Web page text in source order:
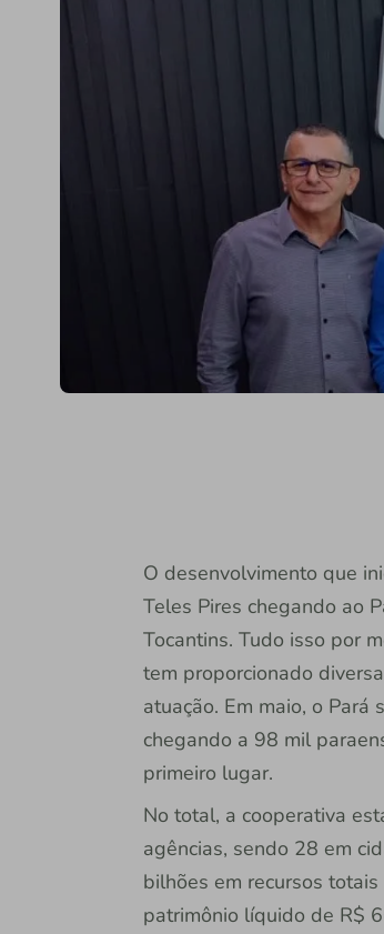
O desenvolvimento que
Teles Pires chegando ao
Tocantins. Tudo isso por
tem proporcionado
atuação. Em maio, o Pará
chegando a 98 mil
primeiro lugar.
No total, a cooperativa
agências, sendo 28 em
bilhões em recursos
patrimônio líquido de R$